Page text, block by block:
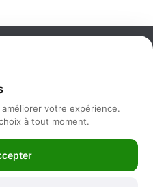
votre expérience.
à tout moment.